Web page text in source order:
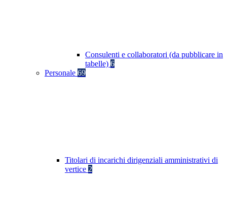
Consulenti e collaboratori (da pubblicare in
tabelle) 6
Personale 69
Titolari di incarichi dirigenziali amministrativi di
vertice 2